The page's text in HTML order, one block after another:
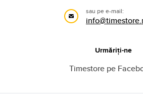
sau pe e-mail:
Urmăriți-ne
Timestore pe